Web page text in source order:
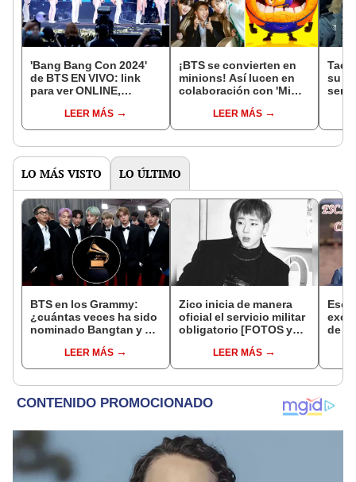
'Bang Bang Con 2024'
de BTS EN VIVO: link
para ver ONLINE,
LEER MÁS
¡BTS se convierten en
minions! Así lucen en
colaboración con 'Mi
sale prontoLEER MÁS
su
LO MÁS VISTO LO ÚLTIMO
BTS en los Grammy:
¿cuántas veces ha sido
nominado Bangtan y en
LEER MÁS
Zico inicia de manera
oficial el servicio militar
obligatorio [FOTOS y
LEER MÁS
de